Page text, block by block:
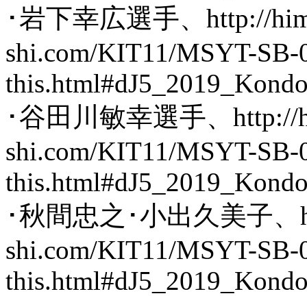
･岩下幸広選手、http://
shi.com/KIT11/MSYT-SB-
･谷田川敏幸選手、http://
shi.com/KIT11/MSYT-SB-
･秋間忠之･小出久美子、
shi.com/KIT11/MSYT-